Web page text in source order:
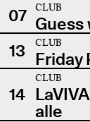
07
CLUB
Guess
13
CLUB
Friday
14
CLUB
alle